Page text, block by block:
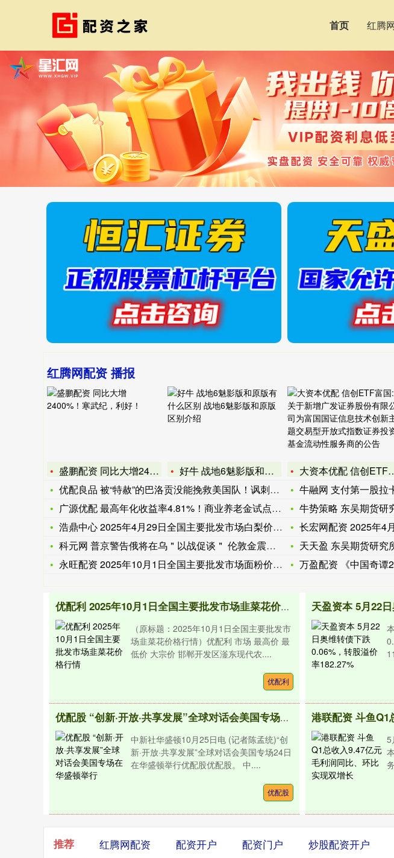
首页 红腾
红腾网配资 播报
盛鹏配资 同比大增2400%！寒武纪，利好！
好牛 战地6魅影版和原版有什么区别 战地6魅影版和原版区别介
优配良品 被“特赦”的巴洛贡没能挽救美国队！讽刺的是，他是特
广源优配 最高年化收益率4.81%！商业养老金试点三年成效斐
浩鼎中心 2025年4月29日全国主要批发市场白梨价格行情
科元网 普京警告俄将在乌＂以战促谈＂ 伦敦金震荡上行寻支撑
永旺配资 2025年10月1日全国主要批发市场面粉价格行情
大资本优配 信创ETF富国: 关于新增广发证券股份有限公司为
牛融网 支付第一股拉卡拉
牛势策略 东吴期货研究所策
长宏网配资 2025年4月
天天盈 东吴期货研究所策
万盈配资 《中国奇谭2
优配利 2025年10月1日全国主要批发市场韭菜花价格行情
（原标题：2025年10月1日全国主要批发市
场韭菜花价格行情）优配利 市场 最高价 最
低价 大宗价 邯郸开发区滏东现代农....
优配利
优配股 “创新·开放·共享发展”全球对话会美国专场在华盛顿举行
中新社华盛顿10月25日电 (记者陈孟统)“创
新·开放·共享发展”全球对话会美国专场24日
在华盛顿举行优配股优配股。 中....
优配股
5
推荐 红腾网配资 配资开户 配资门户 炒股配资开户